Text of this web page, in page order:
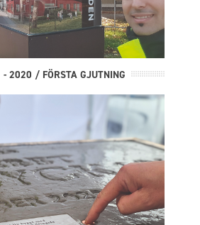
- 2020 / FÖRSTA GJUTNING